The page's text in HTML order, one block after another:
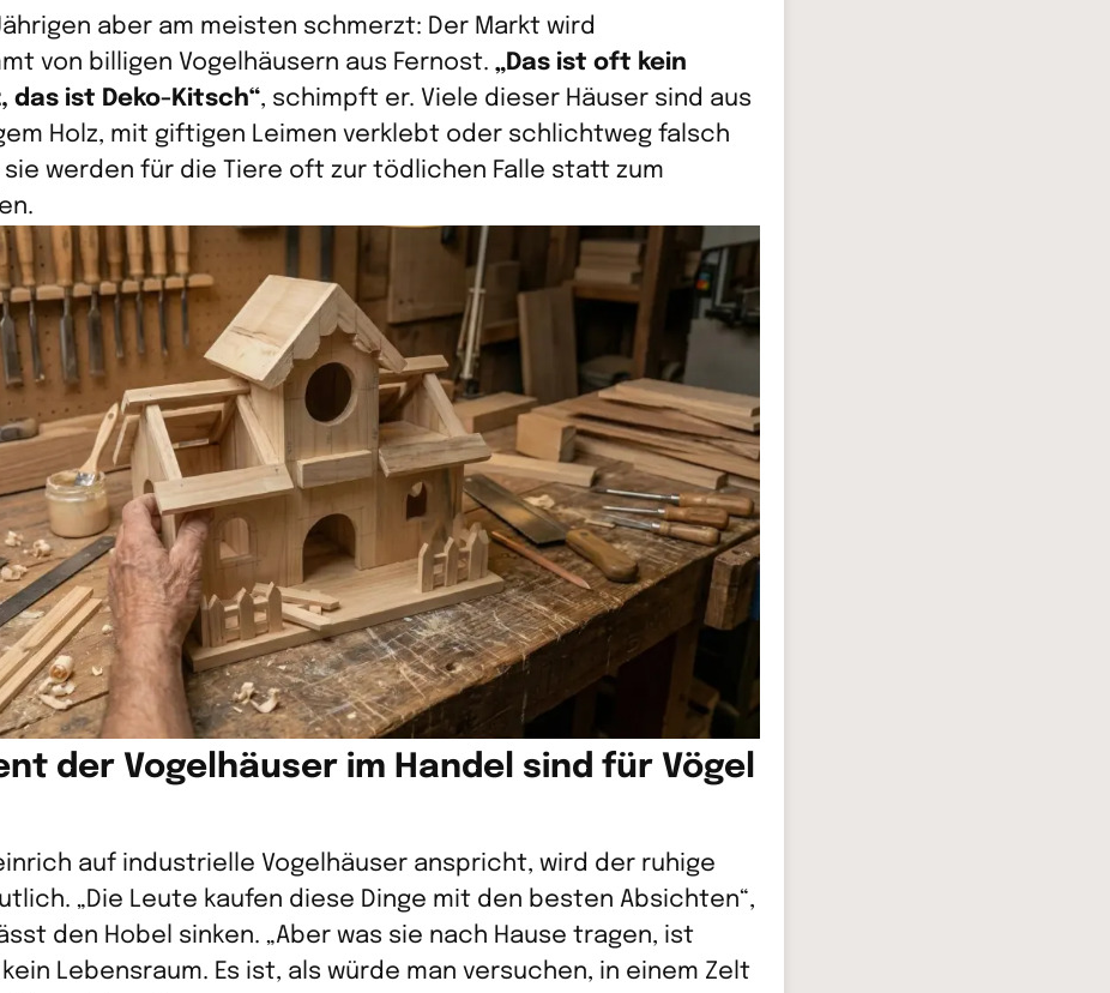
aber am meisten schmerzt: Der Markt wird
von billigen Vogelhäusern aus Fernost. „Das ist oft kein
das ist Deko-Kitsch“, schimpft er. Viele dieser Häuser sind aus
Holz, mit giftigen Leimen verklebt oder schlichtweg falsch
werden für die Tiere oft zur tödlichen Falle statt zum
der Vogelhäuser im Handel sind für Vögel
auf industrielle Vogelhäuser anspricht, wird der ruhige
„Die Leute kaufen diese Dinge mit den besten Absichten“,
den Hobel sinken. „Aber was sie nach Hause tragen, ist
Lebensraum. Es ist, als würde man versuchen, in einem Zelt